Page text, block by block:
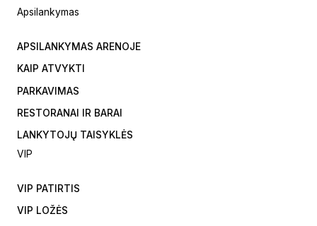
Apsilankymas
APSILANKYMAS ARENOJE
KAIP ATVYKTI
PARKAVIMAS
RESTORANAI IR BARAI
LANKYTOJŲ TAISYKLĖS
VIP
VIP PATIRTIS
VIP LOŽĖS